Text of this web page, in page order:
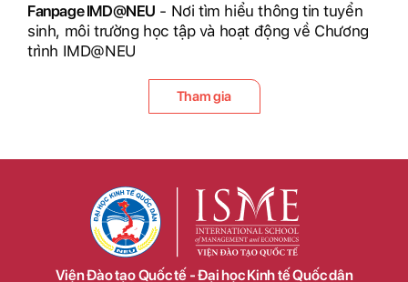
Fanpage IMD@NEU - Nơi tìm hiểu thông tin tuyển
sinh, môi trường học tập và hoạt động về Chương
trình IMD@NEU
Tham gia
Viện Đào tạo Quốc tế - Đại học Kinh tế Quốc dân